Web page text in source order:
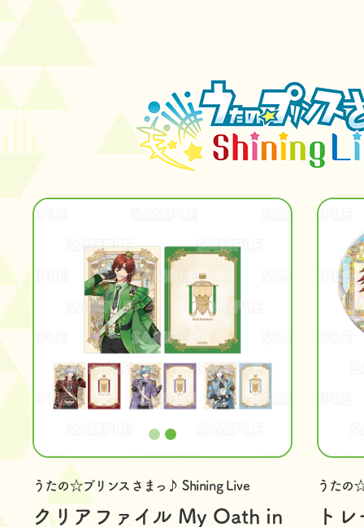
うたの☆プリンスさまっ♪ Shining Live
クリアファイル My Oath in
うたの
ト